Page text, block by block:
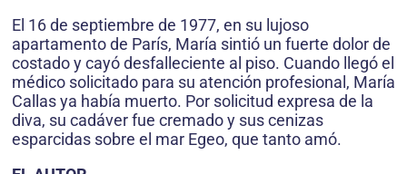
El 16 de septiembre de 1977, en su lujoso
apartamento de París, María sintió un fuerte dolor de
costado y cayó desfalleciente al piso. Cuando llegó el
médico solicitado para su atención profesional, María
Callas ya había muerto. Por solicitud expresa de la
diva, su cadáver fue cremado y sus cenizas
esparcidas sobre el mar Egeo, que tanto amó.